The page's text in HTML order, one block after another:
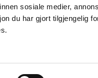
sosiale medier,
du har gjort tilgjengelig